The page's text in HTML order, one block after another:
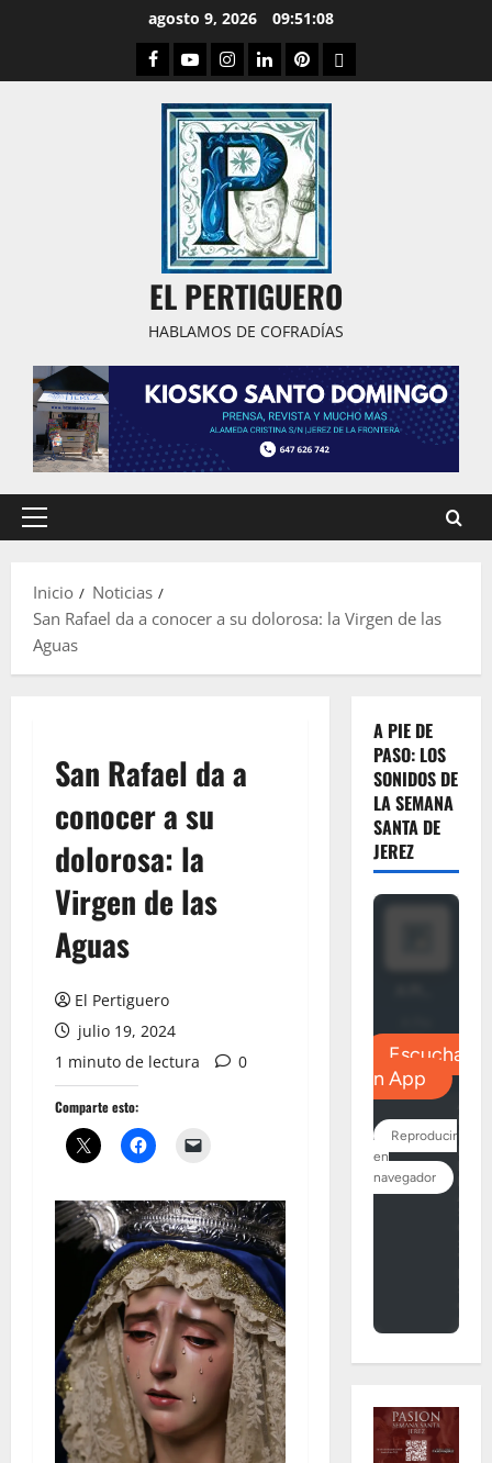
agosto 9, 2026 09:51:09
Facebook
YoutubeInstagram
LinkedPinterestDribbble
EL PERTIGUERO
HABLAMOS DE COFRADÍAS
Menú
Inicio
Noticias
San Rafael da a conocer a su dolorosa: la Virgen de las
Aguas
San Rafael da a
conocer a su
dolorosa: la
Virgen de las
Aguas
El Pertiguero
julio 19, 2024
1 minuto de lectura
0
Comparte esto:
A PIE DE
PASO: LOS
SONIDOS DE
LA SEMANA
SANTA DE
JEREZ